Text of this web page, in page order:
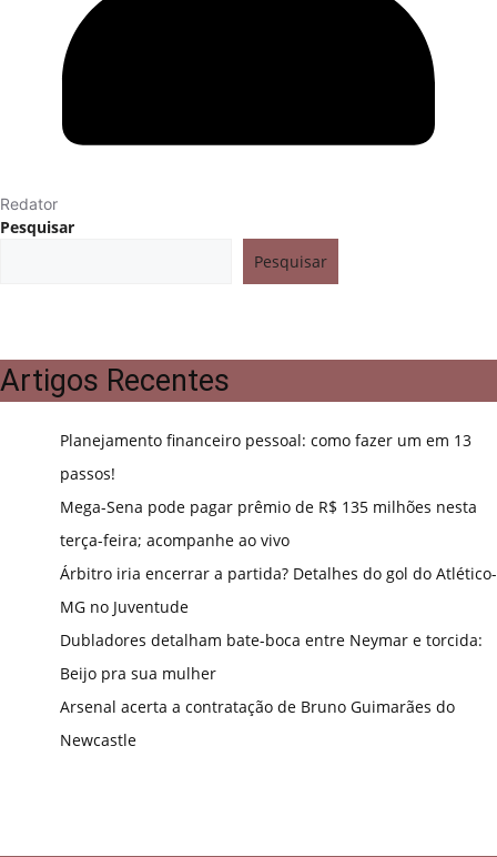
Redator
Pesquisar
Pesquisar
Artigos Recentes
Planejamento financeiro pessoal: como fazer um em 13
passos!
Mega-Sena pode pagar prêmio de R$ 135 milhões nesta
terça-feira; acompanhe ao vivo
Árbitro iria encerrar a partida? Detalhes do gol do Atlético-
MG no Juventude
Dubladores detalham bate-boca entre Neymar e torcida:
Beijo pra sua mulher
Arsenal acerta a contratação de Bruno Guimarães do
Newcastle